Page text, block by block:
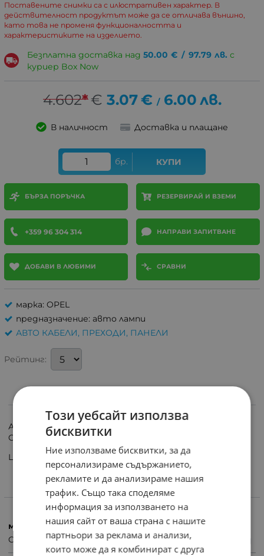
Поставените снимки са с илюстративен характер. В
действителност продуктът може да се отличава външно,
като това не променя функционалността и
характеристиките на изделието.
Безплатна доставка над 50.00 € / 97.79 лв. с
куриер Box Now
4.602*€ 3.07€ / 6.00 лв.
В наличност Доставка и плащане
бр. КУПИ
БЪРЗА ПОРЪЧКА РЕЗЕРВИРАЙ И ВЗЕМИ
+359 96 304 314 НАПРАВИ ЗАПИТВАНЕ
ДОБАВИ В ЛЮБИМИ СРАВНИ
марка: OPEL
предназначение: авто лампи
АВТО КАБЕЛИ, ПРЕХОДИ, ПАНЕЛИ
Рейтинг:
Адаптор /преход/ за монтаж на ксенонова крушка на
OPEL/MERCEDES
Цената е за 1 брой.
ХАРАКТЕРИСТИКИ
марка
OPEL
Този уебсайт използва
бисквитки
Ние използваме бисквитки, за да
персонализираме съдържанието,
рекламите и да анализираме нашия
трафик. Също така споделяме
информация за използването на
нашия сайт от ваша страна с нашите
партньори за реклама и анализи,
които може да я комбинират с друга